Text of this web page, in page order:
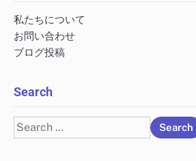
私たちについて
お問い合わせ
ブログ投稿
Search
Search
for: